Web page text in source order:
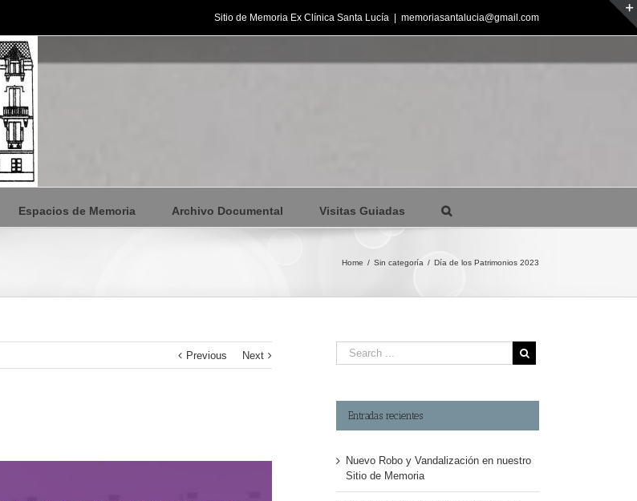
Sitio de Memoria Ex Clínica Santa Lucía memoriasantalucia@gmail.com
Espacios de Memoria Archivo Documental Visitas Guiadas
Home / Sin categoría / Día de los Patrimonios 2023
Previous Next
Entradas recientes
Nuevo Robo y Vandalización en nuestro
Sitio de Memoria